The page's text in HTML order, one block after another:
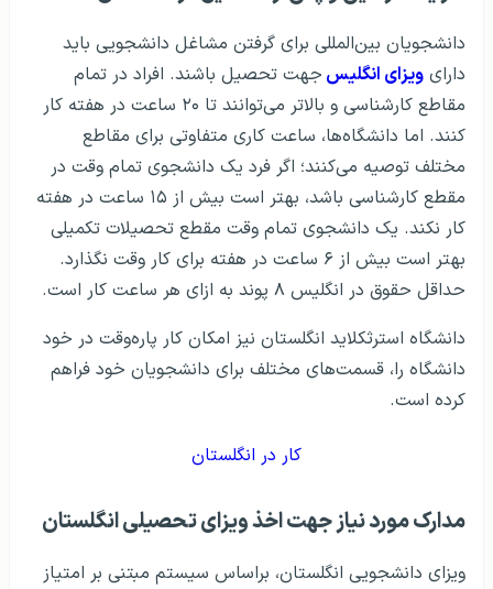
دانشجویان بین‌المللی برای گرفتن مشاغل دانشجویی باید
دارای ویزای انگلیس جهت تحصیل باشند. افراد در تمام
مقاطع کارشناسی و بالاتر می‌توانند تا ۲۰ ساعت در هفته کار
کنند. اما دانشگاه‌ها، ساعت کاری متفاوتی برای مقاطع
مختلف توصیه می‌کنند؛ اگر فرد یک دانشجوی تمام وقت در
مقطع کارشناسی باشد، بهتر است بیش از ۱۵ ساعت در هفته
کار نکند. یک دانشجوی تمام وقت مقطع تحصیلات تکمیلی
بهتر است بیش از ۶ ساعت در هفته برای کار وقت نگذارد.
حداقل حقوق در انگلیس ۸ پوند به ازای هر ساعت کار است.
دانشگاه استرثکلاید انگلستان نیز امکان کار پاره‌وقت در خود
دانشگاه را، قسمت‌های مختلف برای دانشجویان خود فراهم
کرده است.
کار در انگلستان
مدارک مورد نیاز جهت اخذ ویزای تحصیلی انگلستان
ویزای دانشجویی انگلستان، براساس سیستم مبتنی‌ بر امتیاز